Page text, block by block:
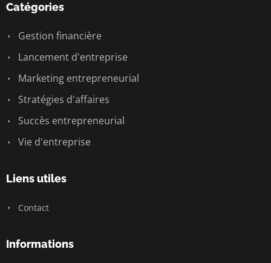
Catégories
Gestion financière
Lancement d'entreprise
Marketing entrepreneurial
Stratégies d'affaires
Succès entrepreneurial
Vie d'entreprise
Liens utiles
Contact
Informations